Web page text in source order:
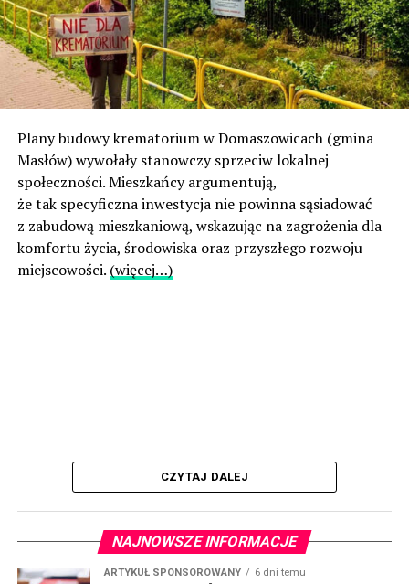
Plany budowy krematorium w Domaszowicach (gmina
Masłów) wywołały stanowczy sprzeciw lokalnej
społeczności. Mieszkańcy argumentują,
że tak specyficzna inwestycja nie powinna sąsiadować
z zabudową mieszkaniową, wskazując na zagrożenia dla
komfortu życia, środowiska oraz przyszłego rozwoju
miejscowości. (więcej…)
CZYTAJ DALEJ
NAJNOWSZE INFORMACJE
ARTYKUŁ SPONSOROWANY 6 dni temu